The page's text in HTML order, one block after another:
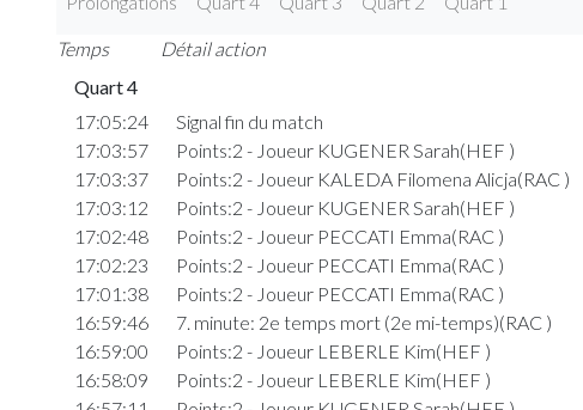
Temps Détail action
Quart 4
17:05:24
Signal fin du match
17:03:57
Points:2 - Joueur KUGENER Sarah(HEF )
17:03:37
Points:2 - Joueur KALEDA Filomena Alicja(RAC )
17:03:12
Points:2 - Joueur KUGENER Sarah(HEF )
17:02:48
Points:2 - Joueur PECCATI Emma(RAC )
17:02:23
Points:2 - Joueur PECCATI Emma(RAC )
17:01:38
Points:2 - Joueur PECCATI Emma(RAC )
16:59:46
7. minute: 2e temps mort (2e mi-temps)(RAC )
16:59:00
Points:2 - Joueur LEBERLE Kim(HEF )
16:58:09
Points:2 - Joueur LEBERLE Kim(HEF )